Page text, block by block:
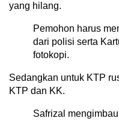
yang hilang.
Pemohon harus
dari polisi serta
fotokopi.
Sedangkan untuk KTP
KTP dan KK.
Safrizal